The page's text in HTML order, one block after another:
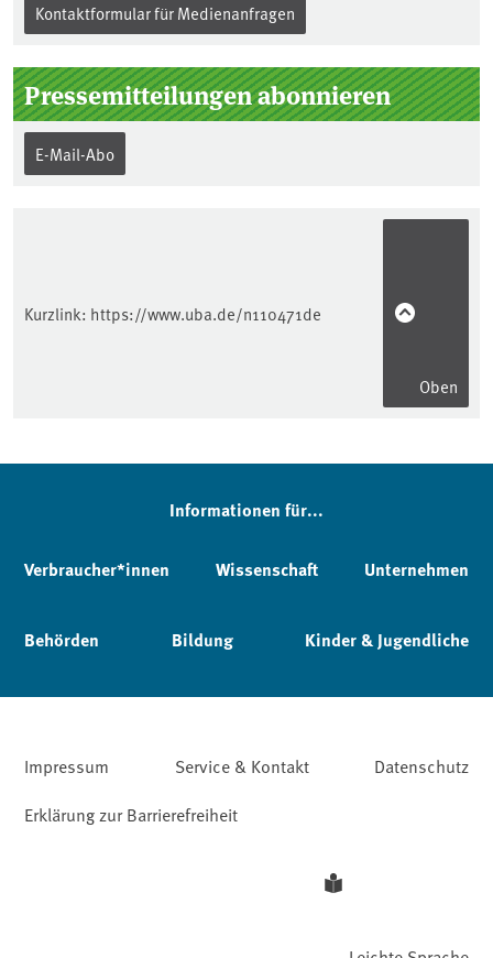
Kontaktformular für Medienanfragen
Pressemitteilungen abonnieren
E-Mail-Abo
Kurzlink: https://www.uba.de/n110471de
Oben
Informationen für...
Verbraucher*innen Wissenschaft Unternehmen
Behörden Bildung Kinder & Jugendliche
Impressum Service & Kontakt
Datenschutz
Erklärung zur Barrierefreiheit